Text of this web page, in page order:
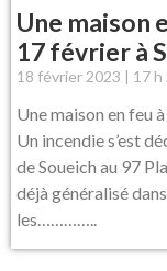
Une maison
17 février à
18 février 2023 17 h
Une maison en feu
Un incendie s’est
de Soueich au 97
déjà généralisé
les…………..